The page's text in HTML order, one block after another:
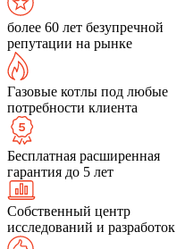
более 60 лет безупречной
репутации на рынке
Газовые котлы под любые
потребности клиента
Бесплатная расширенная
гарантия до 5 лет
Собственный центр
исследований и разработок